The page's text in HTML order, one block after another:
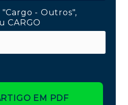
- Outros",
CARGO
EM PDF